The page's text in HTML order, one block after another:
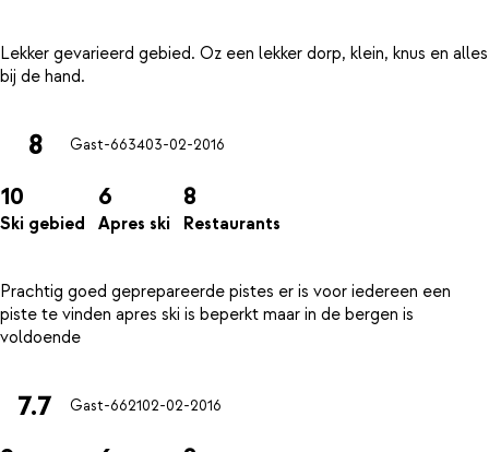
Lekker gevarieerd gebied. Oz een lekker dorp, klein, knus en alles
8 Gast-663403-02-2016
10
Ski gebied
6
Apres ski
8
Restaurants
Prachtig goed geprepareerde pistes er is voor iedereen een
piste te vinden apres ski is beperkt maar in de bergen is
7.7 Gast-662102-02-2016